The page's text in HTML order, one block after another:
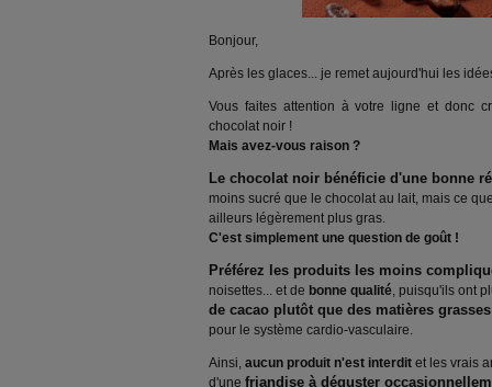
Bonjour,
Après les glaces... je remet aujourd'hui les
Vous faites attention à votre ligne et donc
chocolat noir !
Mais avez-vous raison ?
Le chocolat noir bénéficie d'une bonne
moins sucré que le chocolat au lait, mais ce
ailleurs légèrement plus gras.
C'est simplement une question de goût !
Préférez les produits les moins
noisettes... et de bonne qualité, puisqu'ils ont
de cacao plutôt que des matières
pour le système cardio-vasculaire.
Ainsi, aucun produit n'est interdit et les vrais
d'une friandise à déguster